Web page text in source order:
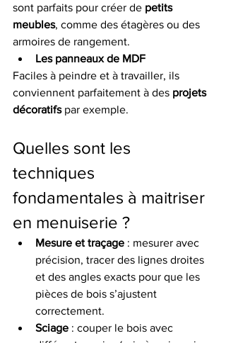
sont parfaits pour créer de petits
meubles, comme des étagères ou des
armoires de rangement.
Les panneaux de MDF
Faciles à peindre et à travailler, ils
conviennent parfaitement à des projets
décoratifs par exemple.
Quelles sont les
techniques
fondamentales à maitriser
en menuiserie ?
Mesure et traçage : mesurer avec
précision, tracer des lignes droites
et des angles exacts pour que les
pièces de bois s’ajustent
correctement.
Sciage : couper le bois avec